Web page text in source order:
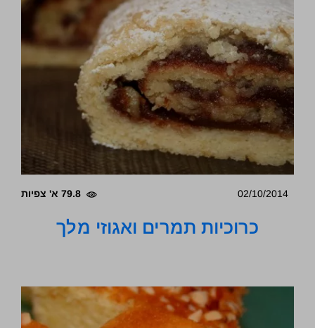
02/10/2014 79.8 א' צפיות
כרוכיות תמרים ואגוזי מלך